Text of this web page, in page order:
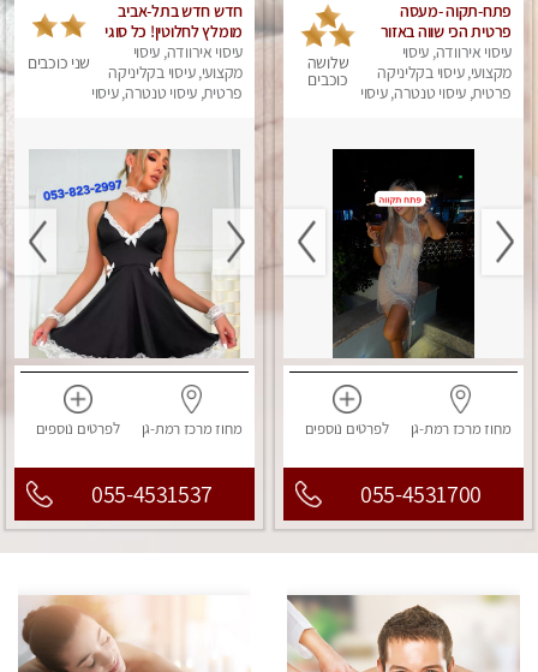
פתח-תקוה -מעסה
פרטית הכי שווה באזור
המרכז!!!
עיסוי אירוודה, עיסוי
מקצועי, עיסוי בקליניקה
פרטית, עיסוי טנטרה, עיסוי
שלושה
כוכבים
מחוז מרכז רמת-גן לפרטים נוספים
055-4531700
חדש חדש בתל-אביב
מומלץ לחלוטין! כל סוגי
העיסויים מעסה מקצועית
ואיכותית פרטי!!!
עיסוי אירוודה, עיסוי
מקצועי, עיסוי בקליניקה
פרטית, עיסוי טנטרה, עיסוי
שני כוכבים
מחוז מרכז רמת-גן לפרטים נוספים
055-4531537